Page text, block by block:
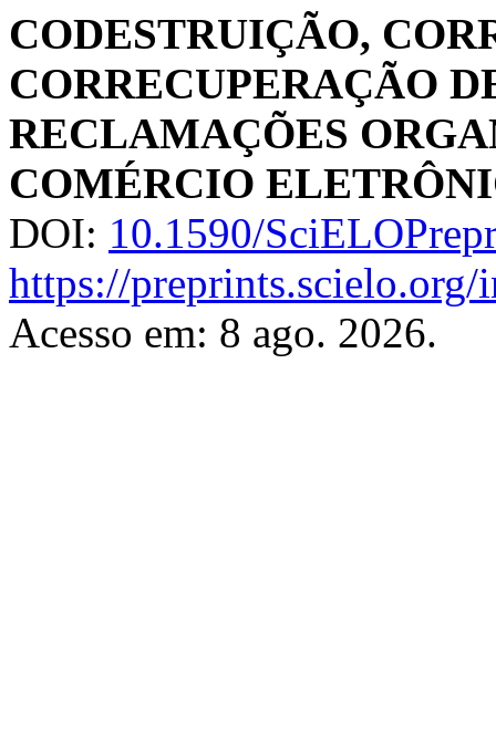
CODESTRUIÇÃO,
CORRECUPERAÇÃO
RECLAMAÇÕES
COMÉRCIO
DOI: 10.1590/
https://
Acesso em: 8 ago. 2026.